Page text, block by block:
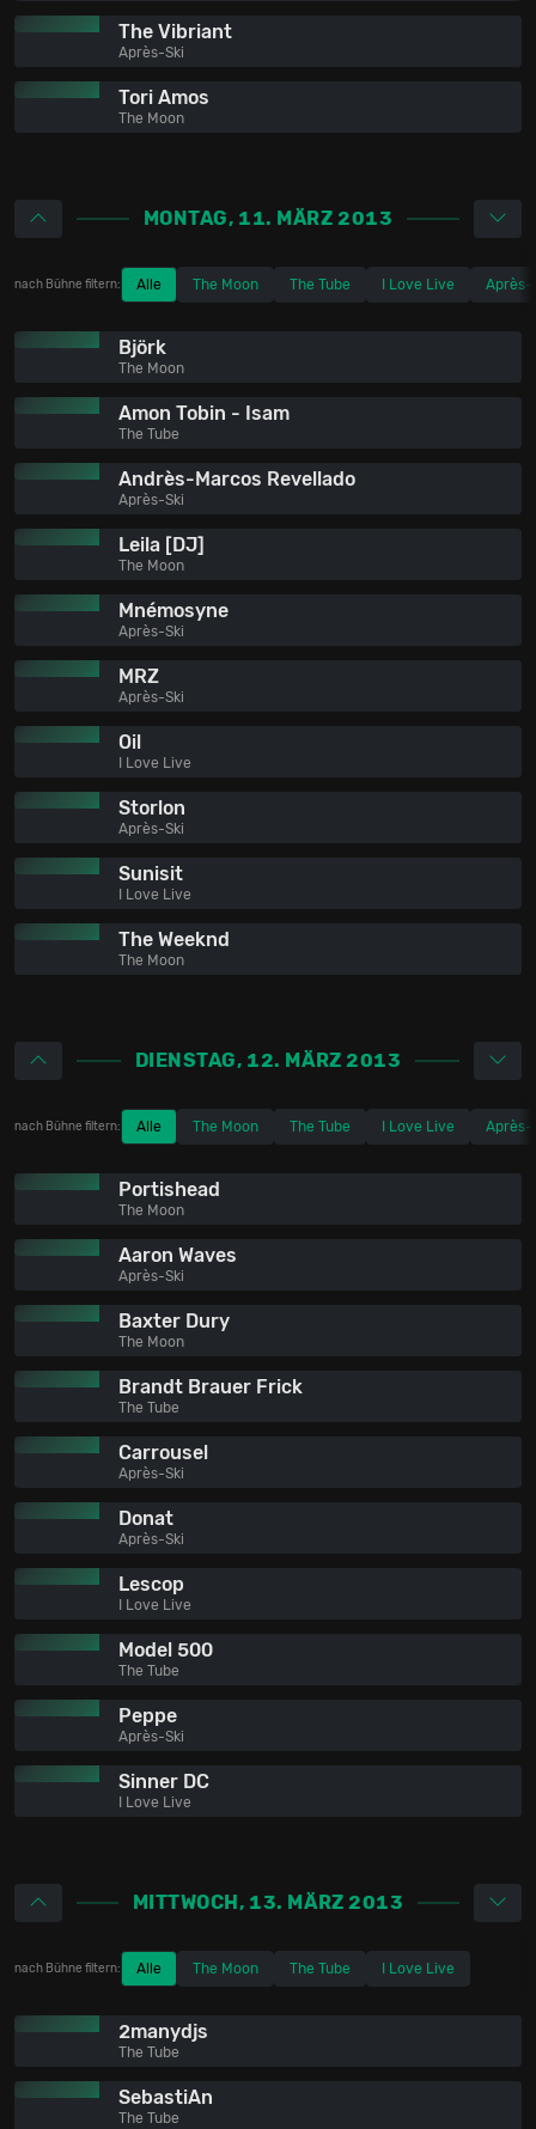
The Vibriant
Après-Ski
Tori Amos
The Moon
MONTAG, 11. MÄRZ 2013
nach Bühne filtern: Alle The Moon The Tube I Love Live Après-
Björk
The Moon
Amon Tobin - Isam
The Tube
Andrès-Marcos Revellado
Après-Ski
Leila [DJ]
The Moon
Mnémosyne
Après-Ski
MRZ
Après-Ski
Oil
I Love Live
Storlon
Après-Ski
Sunisit
I Love Live
The Weeknd
The Moon
DIENSTAG, 12. MÄRZ 2013
nach Bühne filtern: Alle The Moon The Tube I Love Live Après-
Portishead
The Moon
Aaron Waves
Après-Ski
Baxter Dury
The Moon
Brandt Brauer Frick
The Tube
Carrousel
Après-Ski
Donat
Après-Ski
Lescop
I Love Live
Model 500
The Tube
Peppe
Après-Ski
Sinner DC
I Love Live
MITTWOCH, 13. MÄRZ 2013
nach Bühne filtern: Alle The Moon The Tube I Love Live
2manydjs
The Tube
SebastiAn
The Tube